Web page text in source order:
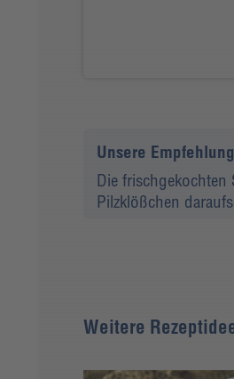
Unsere
Die
Pilzklößchen
Weitere